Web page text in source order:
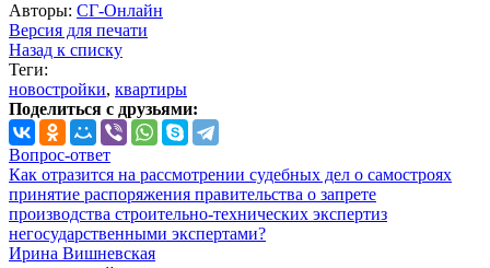
Авторы: СГ-Онлайн
Версия для печати
Назад к списку
Теги:
новостройки, квартиры
Поделиться с друзьями:
Вопрос-ответ
Как отразится на рассмотрении судебных дел о самостроях
принятие распоряжения правительства о запрете
производства строительно-технических экспертиз
негосударственными экспертами?
Ирина Вишневская